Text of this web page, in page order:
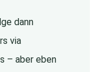
dann
via
– aber eben